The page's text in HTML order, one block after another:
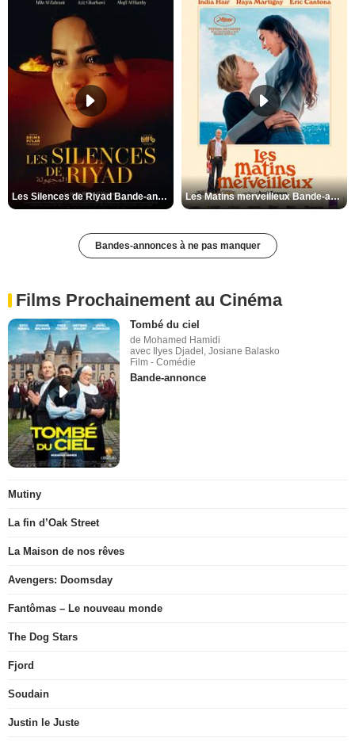
Les Silences de Riyad Bande-annonce VO STFR Les Matins merveilleux Bande-annonce VF
Bandes-annonces à ne pas manquer
Films Prochainement au Cinéma
Tombé du ciel
de Mohamed Hamidi
avec Ilyes Djadel, Josiane Balasko
Film - Comédie
Bande-annonce
Mutiny
La fin d’Oak Street
La Maison de nos rêves
Avengers: Doomsday
Fantômas – Le nouveau monde
The Dog Stars
Fjord
Soudain
Justin le Juste